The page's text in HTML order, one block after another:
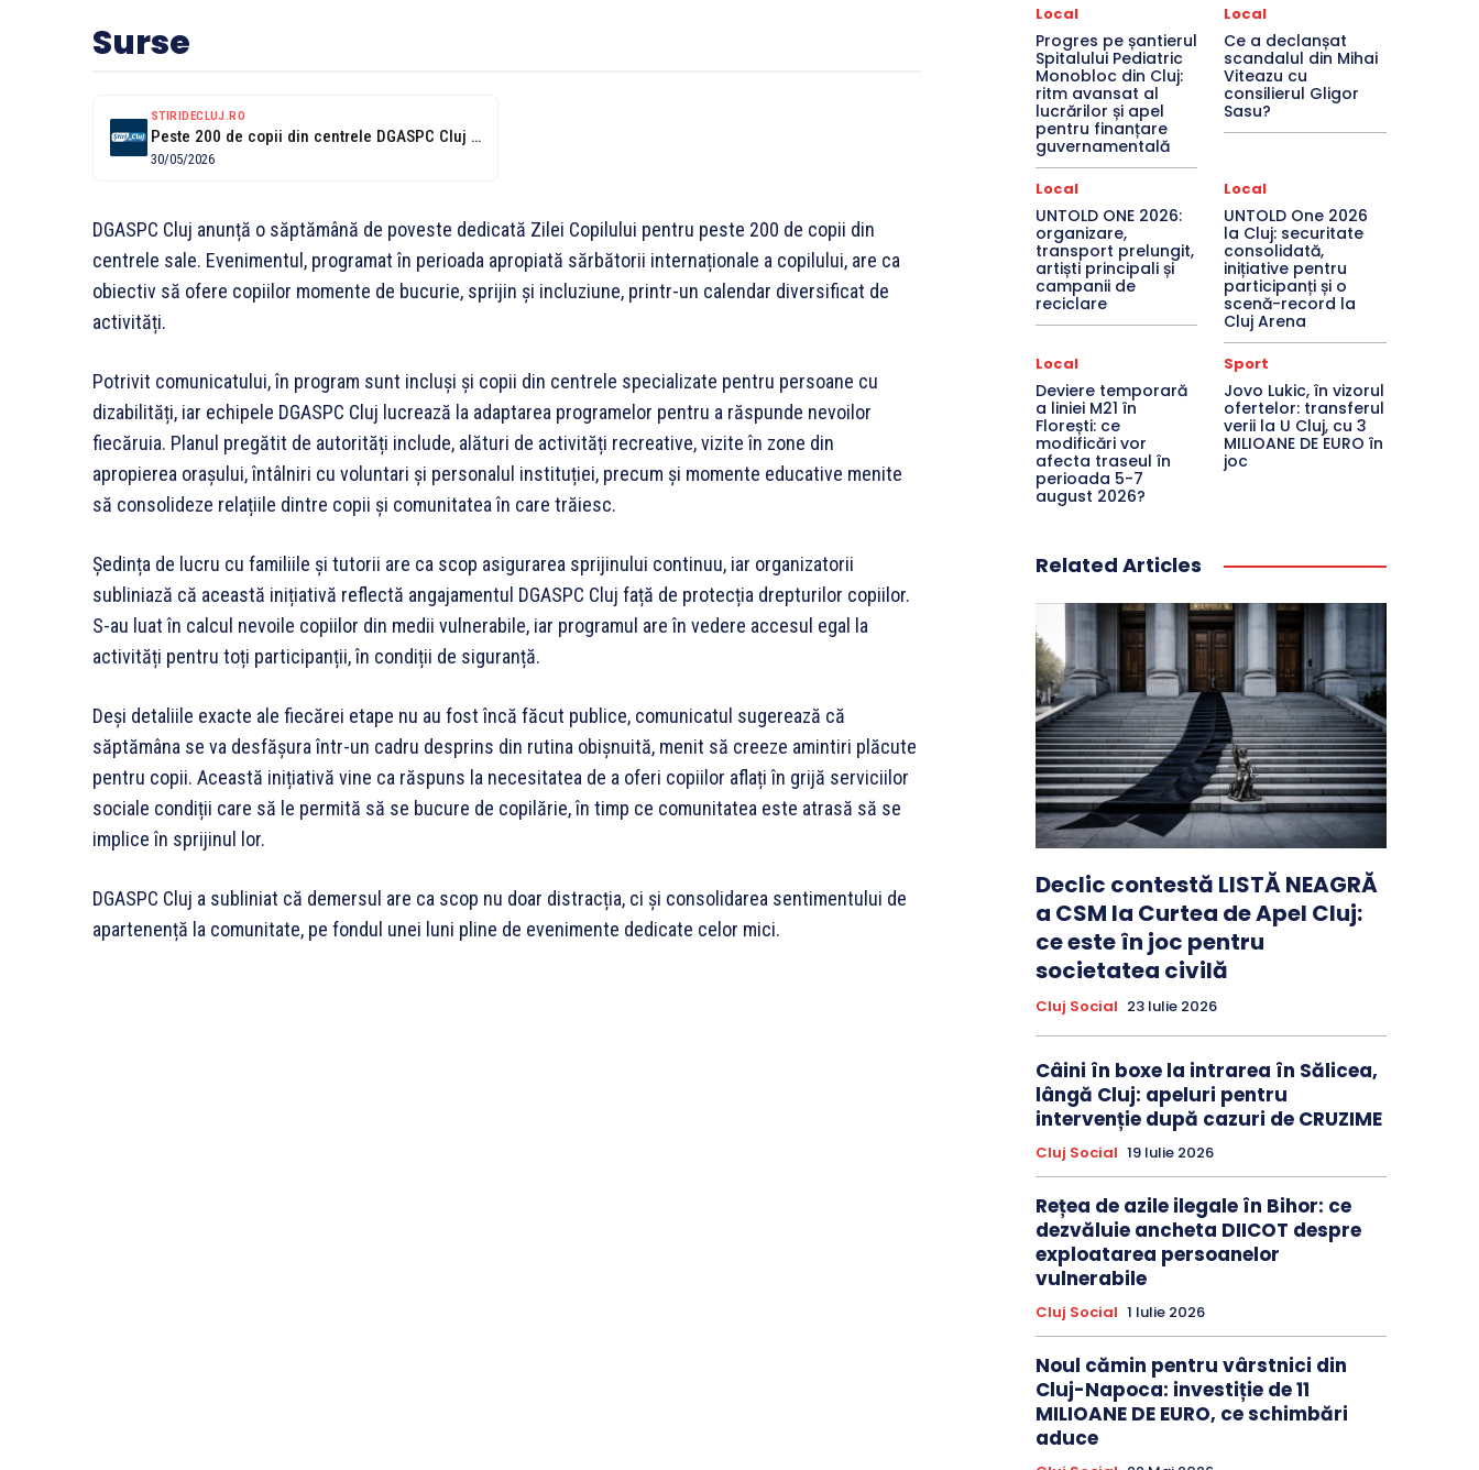
Surse
STIRIDECLUJ.RO
Peste 200 de copii din centrele DGASPC Cluj au parte de o...
30/05/2026
DGASPC Cluj anunță o săptămână de poveste dedicată Zilei Copilului pentru peste 200 de copii din
centrele sale. Evenimentul, programat în perioada apropiată sărbătorii internaționale a copilului, are ca
obiectiv să ofere copiilor momente de bucurie, sprijin și incluziune, printr-un calendar diversificat de
activități.
Potrivit comunicatului, în program sunt incluși și copii din centrele specializate pentru persoane cu
dizabilități, iar echipele DGASPC Cluj lucrează la adaptarea programelor pentru a răspunde nevoilor
fiecăruia. Planul pregătit de autorități include, alături de activități recreative, vizite în zone din
apropierea orașului, întâlniri cu voluntari și personalul instituției, precum și momente educative menite
să consolideze relațiile dintre copii și comunitatea în care trăiesc.
Ședința de lucru cu familiile și tutorii are ca scop asigurarea sprijinului continuu, iar organizatorii
subliniază că această inițiativă reflectă angajamentul DGASPC Cluj față de protecția drepturilor copiilor.
S-au luat în calcul nevoile copiilor din medii vulnerabile, iar programul are în vedere accesul egal la
activități pentru toți participanții, în condiții de siguranță.
Deși detaliile exacte ale fiecărei etape nu au fost încă făcut publice, comunicatul sugerează că
săptămâna se va desfășura într-un cadru desprins din rutina obișnuită, menit să creeze amintiri plăcute
pentru copii. Această inițiativă vine ca răspuns la necesitatea de a oferi copiilor aflați în grijă serviciilor
sociale condiții care să le permită să se bucure de copilărie, în timp ce comunitatea este atrasă să se
implice în sprijinul lor.
DGASPC Cluj a subliniat că demersul are ca scop nu doar distracția, ci și consolidarea sentimentului de
apartenență la comunitate, pe fondul unei luni pline de evenimente dedicate celor mici.
Local
Progres pe șantierul
Spitalului Pediatric
Monobloc din Cluj:
ritm avansat al
lucrărilor și apel
pentru finanțare
guvernamentală
Local
Ce a declanșat
scandalul din Mihai
Viteazu cu
consilierul Gligor
Sasu?
Local
UNTOLD ONE 2026:
organizare,
transport prelungit,
artiști principali și
campanii de
reciclare
Local
UNTOLD One 2026
la Cluj: securitate
consolidată,
inițiative pentru
participanți și o
scenă-record la
Cluj Arena
Local
Deviere temporară
a liniei M21 în
Florești: ce
modificări vor
afecta traseul în
perioada 5-7
august 2026?
Sport
Jovo Lukic, în vizorul
ofertelor: transferul
verii la U Cluj, cu 3
MILIOANE DE EURO în
joc
Related Articles
Declic contestă LISTĂ NEAGRĂ
a CSM la Curtea de Apel Cluj:
ce este în joc pentru
societatea civilă
Cluj Social 23 Iulie 2026
Câini în boxe la intrarea în Sălicea,
lângă Cluj: apeluri pentru
intervenție după cazuri de CRUZIME
Cluj Social 19 Iulie 2026
Rețea de azile ilegale în Bihor: ce
dezvăluie ancheta DIICOT despre
exploatarea persoanelor
vulnerabile
Cluj Social 1 Iulie 2026
Noul cămin pentru vârstnici din
Cluj-Napoca: investiție de 11
MILIOANE DE EURO, ce schimbări
aduce